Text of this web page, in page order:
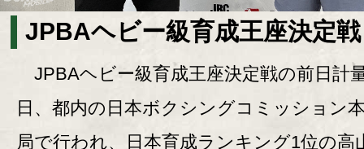
JPBAヘビー級育成王座決定戦
JPBAヘビー級育成王座決定戦の前日計
日、都内の日本ボクシングコミッション
局で行われ、日本育成ランキング1位の高